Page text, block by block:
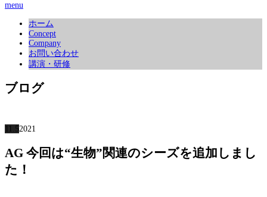
menu
ホーム
Concept
Company
お問い合わせ
講演・研修
ブログ
11.52021
AG 今回は“生物”関連のシーズを追加しまし
た！